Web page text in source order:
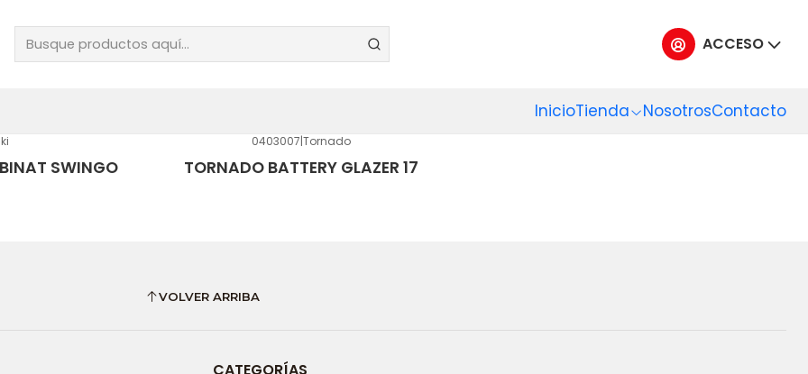
ACCESO
InicioTienda NosotrosContacto
SWINGO
0403007|Tornado
TORNADO BATTERY GLAZER 17
VOLVER ARRIBA